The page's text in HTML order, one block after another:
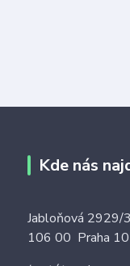
Kde nás
Jabloňová 2929/
106 00 Praha 10